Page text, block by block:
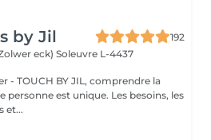
by Jil
192
eck) Soleuvre L-4437
- TOUCH BY JIL, comprendre la
personne est unique. Les besoins, les
et...